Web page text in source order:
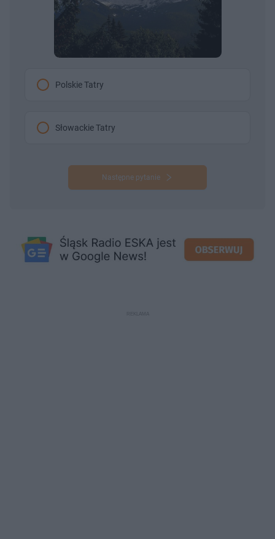
Polskie Tatry
Słowackie Tatry
Następne pytanie